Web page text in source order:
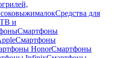
Средства для
и
Смартфоны
Смартфоны
HonorСмартфоны